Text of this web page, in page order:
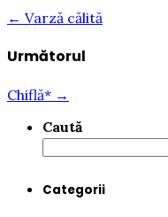
← Varză călită
Următorul
Chiflă* →
Caută
Categorii